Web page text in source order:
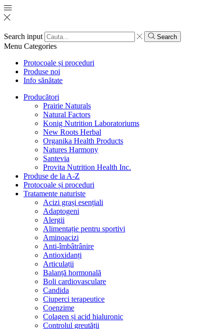
Search input Search
Menu Categories
Protocoale și proceduri
Produse noi
Info sănătate
Producători
Prairie Naturals
Natural Factors
Konig Nutrition Laboratoriums
New Roots Herbal
Organika Health Products
Natures Harmony
Santevia
Provita Nutrition Health Inc.
Produse de la A-Z
Protocoale și proceduri
Tratamente naturiste
Acizi grași esențiali
Adaptogeni
Alergii
Alimentație pentru sportivi
Aminoacizi
Anti-îmbâtrânire
Antioxidanți
Articulații
Balanță hormonală
Boli cardiovasculare
Candida
Ciuperci terapeutice
Coenzime
Colagen și acid hialuronic
Controlul greutății